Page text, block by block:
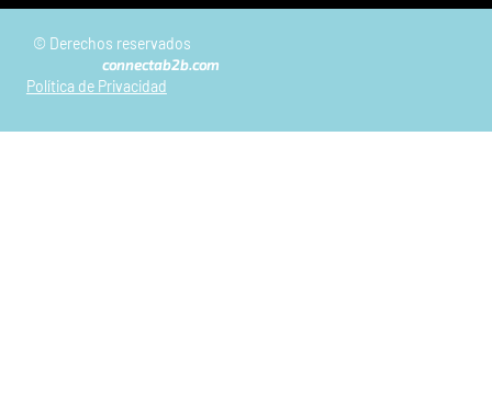
© Derechos reservados
connectab2b.com
Política de Privacidad